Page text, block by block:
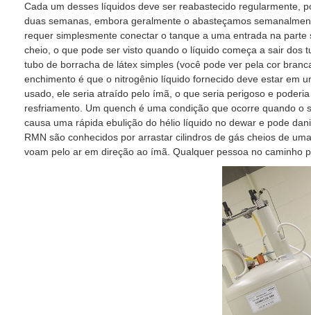
Cada um desses líquidos deve ser reabastecido regularmente,
duas semanas, embora geralmente o abasteçamos
requer simplesmente conectar o tanque a uma entrada na
cheio, o que pode ser visto quando o líquido começa a sair
tubo de borracha de látex simples (você pode ver pela cor
enchimento é que o nitrogênio líquido fornecido deve estar em
usado, ele seria atraído pelo ímã, o que seria perigoso e
resfriamento. Um quench é uma condição que ocorre quando
causa uma rápida ebulição do hélio líquido no dewar e pode
RMN são conhecidos por arrastar cilindros de gás cheios de
voam pelo ar em direção ao ímã. Qualquer pessoa no caminho